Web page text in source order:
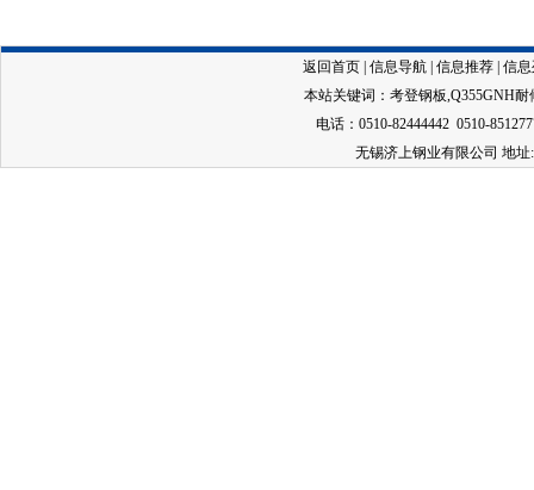
返回首页 信息导航 信息推荐 信
本站关键词： 考登钢板,Q355GNH耐
电话：0510-82444442 0510-
无锡济上钢业有限公司 地